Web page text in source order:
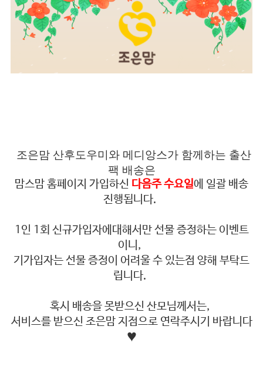
조은맘 산후도우미와 메디앙스가 함께하는 출산
팩 배송은
맘스맘 홈페이지 가입하신 다음주 수요일에 일괄 배송
진행됩니다.
1인 1회 신규가입자에대해서만 선물 증정하는 이벤트
이니,
기가입자는 선물 증정이 어려울 수 있는점 양해 부탁드
립니다.
혹시 배송을 못받으신 산모님께서는,
서비스를 받으신 조은맘 지점으로 연락주시기 바랍니다
♥